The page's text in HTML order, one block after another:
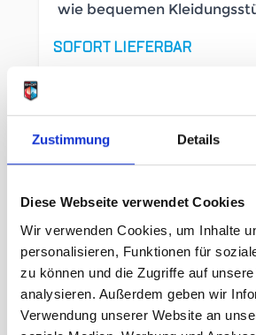
Zustimmung Details
Diese Webseite verwendet Cookies
Wir verwenden Cookies, um Inhalte
personalisieren, Funktionen für
zu können und die Zugriffe auf
analysieren. Außerdem geben wir
Verwendung unserer Website an
wie bequemen
SOFORT LIEFERBAR
L
84,95 €
unser Preis ab: